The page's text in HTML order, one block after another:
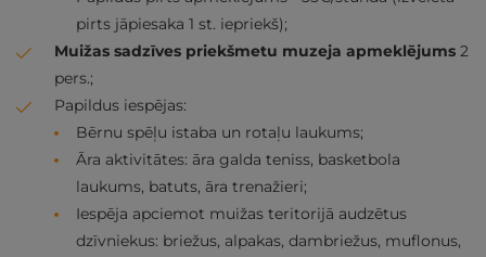
pirts jāpiesaka 1 st. iepriekš);
Muižas sadzīves priekšmetu muzeja apmeklējums 2
pers.;
Papildus iespējas:
Bērnu spēļu istaba un rotaļu laukums;
Āra aktivitātes: āra galda teniss, basketbola
laukums, batuts, āra trenažieri;
Iespēja apciemot muižas teritorijā audzētus
dzīvniekus: briežus, alpakas, dambriežus, muflonus,